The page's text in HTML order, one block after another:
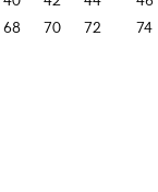
68 70 72 74